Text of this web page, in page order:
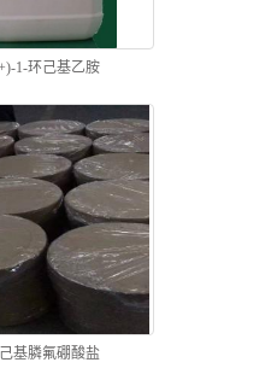
1-环己基乙胺
基膦氟硼酸盐